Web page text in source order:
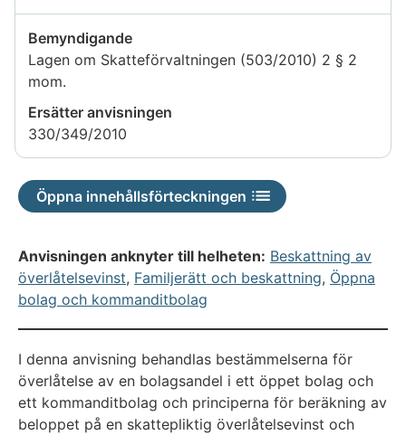
Bemyndigande
Lagen om Skatteförvaltningen (503/2010) 2 § 2
mom.
Ersätter anvisningen
330/349/2010
Öppna innehållsförteckningen
Anvisningen anknyter till helheten: Beskattning av
överlåtelsevinst, Familjerätt och beskattning, Öppna
bolag och kommanditbolag
I denna anvisning behandlas bestämmelserna för
överlåtelse av en bolagsandel i ett öppet bolag och
ett kommanditbolag och principerna för beräkning av
beloppet på en skattepliktig överlåtelsevinst och